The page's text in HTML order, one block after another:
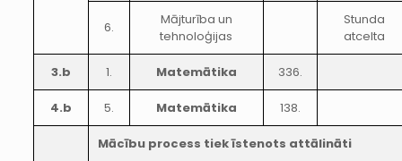
6.
Mājturība un
tehnoloģijas
Stunda
atcelta
3.b 1. Matemātika 336.
4.b 5. Matemātika 138.
Mācību process tiek īstenots attālināti